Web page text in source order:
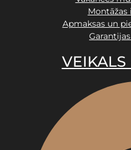
Apmaksas un
VEIKALS